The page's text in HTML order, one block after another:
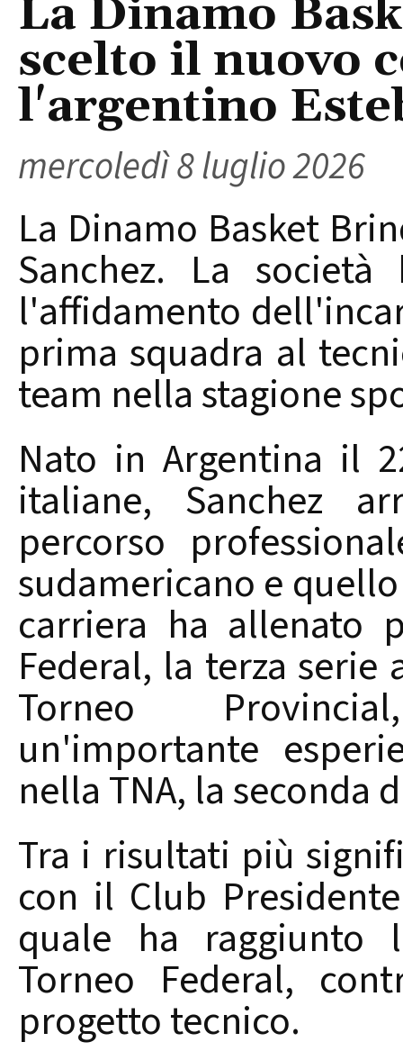
La Dinamo
scelto il nuovo
l'argentino
mercoledì 8 luglio 2026
La Dinamo Basket
Sanchez. La
l'affidamento
prima squadra al
team nella stagione
Nato in Argentina il
italiane, Sanchez
percorso
sudamericano e
carriera ha allenato
Federal, la terza
Torneo
un'importante
nella TNA, la seconda
Tra i risultati più
con il Club
quale ha raggiunto
Torneo Federal,
progetto tecnico.